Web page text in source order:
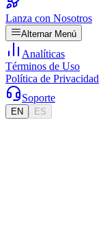
Lanza con Nosotros
Alternar Menú
Analíticas
Términos de Uso
Política de Privacidad
Soporte
EN ES